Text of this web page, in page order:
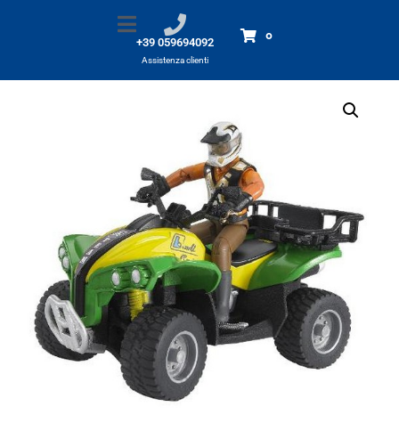
+39 059694092
Assistenza clienti
0
Prodotti Quad con pilota John Deere